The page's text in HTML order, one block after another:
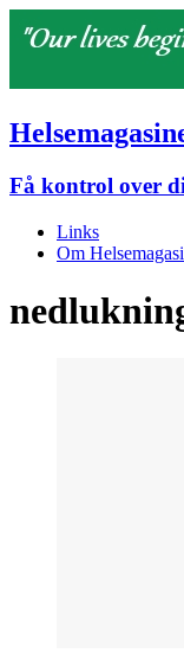
Få kontrol over
Links
Om